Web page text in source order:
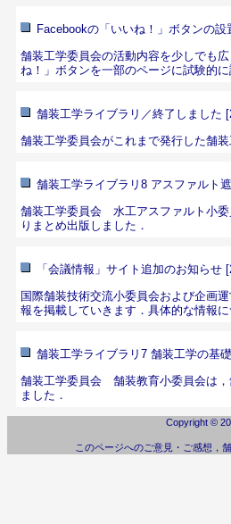
Facebookの「いいね！」ボタンの設
舗装工学委員会の活動内容を少しでも
ね！」ボタンを一部のページに試験的に
舗装工学ライブラリ／終了しました
舗装工学委員会がこれまで発行した舗
舗装工学ライブラリ8 アスファルト
舗装工学委員会 水工アスファルト小委
りまとめ出版しました．
「会議情報」サイト追加のお知らせ
国際舗装技術交流小委員会および企画
報を掲載していきます．具体的な情報に
舗装工学ライブラリ7 舗装工学の基
舗装工学委員会 舗装教育小委員会は，
ました．
Copyright ©
このページへのご意見・ご感想，